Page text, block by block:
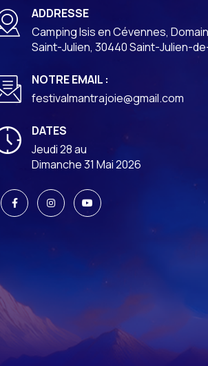
ADDRESSE
Camping Isis en Cévennes,
Saint-Julien, 30440 Saint-Julien-
NOTRE EMAIL :
festivalmantrajoie@gmail.com
DATES
Jeudi 28 au
Dimanche 31 Mai 2026